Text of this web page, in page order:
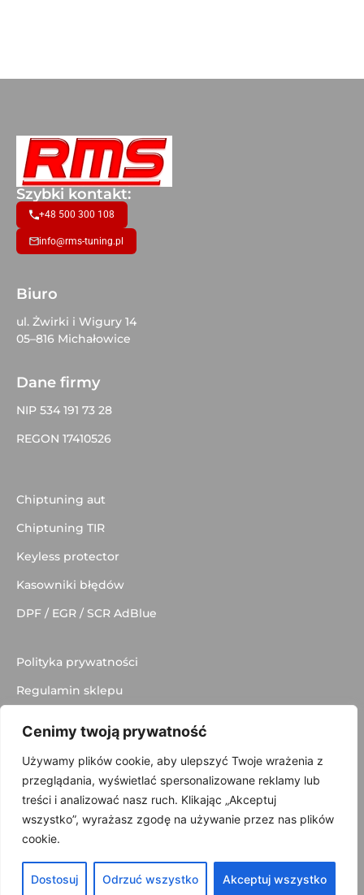
Cenimy twoją prywatność
Używamy plików cookie, aby ulepszyć Twoje wrażenia z
przeglądania, wyświetlać spersonalizowane reklamy lub
treści i analizować nasz ruch. Klikając „Akceptuj
wszystko”, wyrażasz zgodę na używanie przez nas plików
cookie.
Dostosuj Odrzuć wszystko Akceptuj wszystko
Szybki kontakt:
+48 500 300 108
info@rms-tuning.pl
Biuro
ul. Żwirki i Wigury 14
05–816 Michałowice
Dane firmy
NIP 534 191 73 28
REGON 17410526
Chiptuning aut
Chiptuning TIR
Keyless protector
Kasowniki błędów
DPF / EGR / SCR AdBlue
Polityka prywatności
Regulamin sklepu
© 2025 made with